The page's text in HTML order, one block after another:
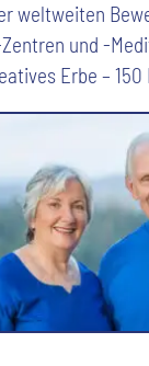
weltweiten
und -
Erbe –